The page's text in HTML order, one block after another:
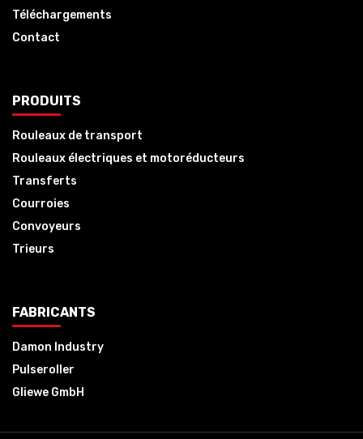
Téléchargements
Contact
PRODUITS
Rouleaux de transport
Rouleaux électriques et motoréducteurs
Transferts
Courroies
Convoyeurs
Trieurs
FABRICANTS
Damon Industry
Pulseroller
Gliewe GmbH